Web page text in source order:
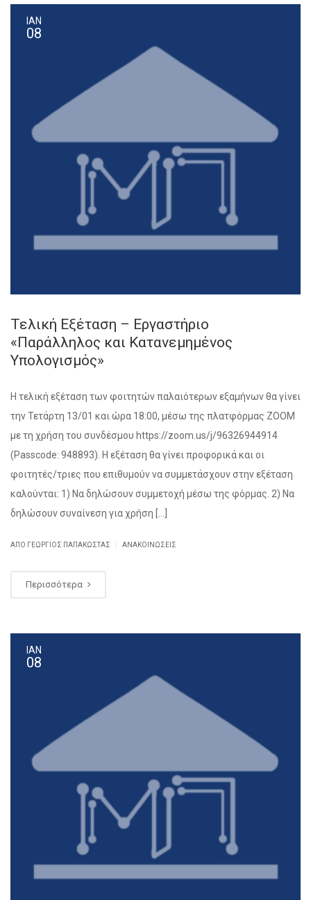
ΙΑΝ
08
Τελική Εξέταση – Εργαστήριο
«Παράλληλος και Κατανεμημένος
Υπολογισμός»
Η τελική εξέταση των φοιτητών παλαιότερων εξαμήνων θα γίνει
την Τετάρτη 13/01 και ώρα 18:00, μέσω της πλατφόρμας ZOOM
με τη χρήση του συνδέσμου https://zoom.us/j/96326944914
(Passcode: 948893). Η εξέταση θα γίνει προφορικά και οι
φοιτητές/τριες που επιθυμούν να συμμετάσχουν στην εξέταση
καλούνται: 1) Να δηλώσουν συμμετοχή μέσω της φόρμας. 2) Να
δηλώσουν συναίνεση για χρήση […]
ΑΠΌ ΓΕΏΡΓΙΟΣ ΠΑΠΑΚΏΣΤΑΣ ΑΝΑΚΟΙΝΏΣΕΙΣ
Περισσότερα
ΙΑΝ
08